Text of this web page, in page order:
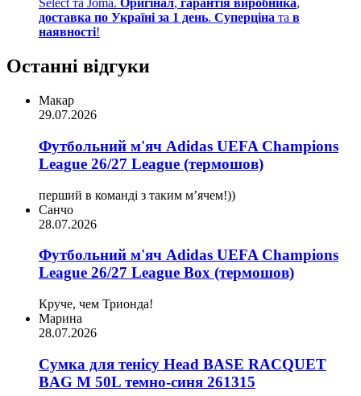
Select та Joma. Оригінал, гарантія виробника,
доставка по Україні за 1 день. Суперціна та в
наявності!
Останні відгуки
Макар
29.07.2026
Футбольний м'яч Adidas UEFA Champions
League 26/27 League (термошов)
перший в команді з таким мʼячем!))
Санчо
28.07.2026
Футбольний м'яч Adidas UEFA Champions
League 26/27 League Box (термошов)
Круче, чем Трионда!
Марина
28.07.2026
Сумка для тенісу Head BASE RACQUET
BAG M 50L темно-синя 261315